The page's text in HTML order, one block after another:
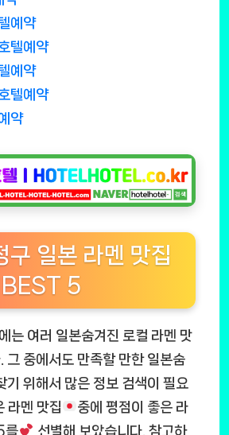
예약
텔예약
예약
텔예약
약
구 일본 라멘 맛집
BEST 5
는 여러 일본숨겨진 로컬 라멘 맛
그 중에서도 만족할 만한 일본숨
기 위해서 많은 정보 검색이 필요
라멘 맛집
중에 평점이 좋은 라
를
선별해 보았습니다. 참고하